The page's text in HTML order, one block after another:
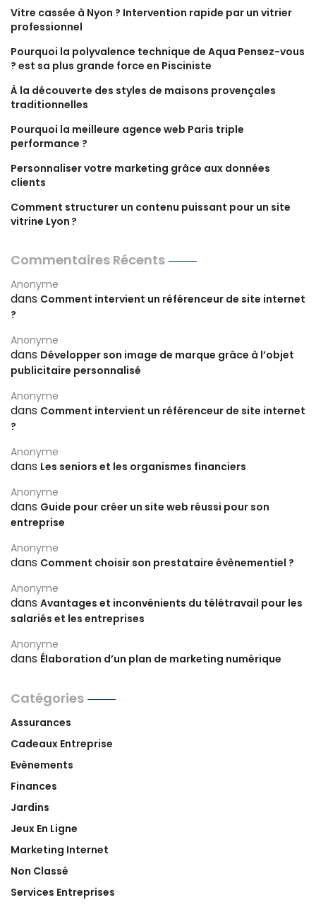
Vitre cassée à Nyon ? Intervention rapide par un vitrier
professionnel
Pourquoi la polyvalence technique de Aqua Pensez-vous
? est sa plus grande force en Pisciniste
À la découverte des styles de maisons provençales
traditionnelles
Pourquoi la meilleure agence web Paris triple
performance ?
Personnaliser votre marketing grâce aux données
clients
Comment structurer un contenu puissant pour un site
vitrine Lyon ?
Commentaires Récents
Anonyme
dans Comment intervient un référenceur de site internet
?
Anonyme
dans Développer son image de marque grâce à l’objet
publicitaire personnalisé
Anonyme
dans Comment intervient un référenceur de site internet
?
Anonyme
dans Les seniors et les organismes financiers
Anonyme
dans Guide pour créer un site web réussi pour son
entreprise
Anonyme
dans Comment choisir son prestataire évènementiel ?
Anonyme
dans Avantages et inconvénients du télétravail pour les
salariés et les entreprises
Anonyme
dans Élaboration d’un plan de marketing numérique
Catégories
Assurances
Cadeaux Entreprise
Evènements
Finances
Jardins
Jeux En Ligne
Marketing Internet
Non Classé
Services Entreprises